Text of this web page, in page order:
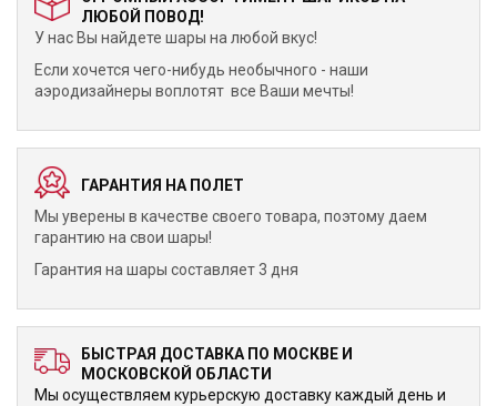
ЛЮБОЙ ПОВОД!
У нас Вы найдете шары на любой вкус!
Если хочется чего-нибудь необычного - наши
аэродизайнеры воплотят все Ваши мечты!
ГАРАНТИЯ НА ПОЛЕТ
Мы уверены в качестве своего товара, поэтому даем
гарантию на свои шары!
Гарантия на шары составляет 3 дня
БЫСТРАЯ ДОСТАВКА ПО МОСКВЕ И
МОСКОВСКОЙ ОБЛАСТИ
Мы осуществляем курьерскую доставку каждый день и